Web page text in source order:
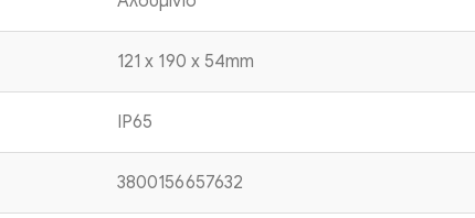
121 x 190 x 54mm
IP65
3800156657632